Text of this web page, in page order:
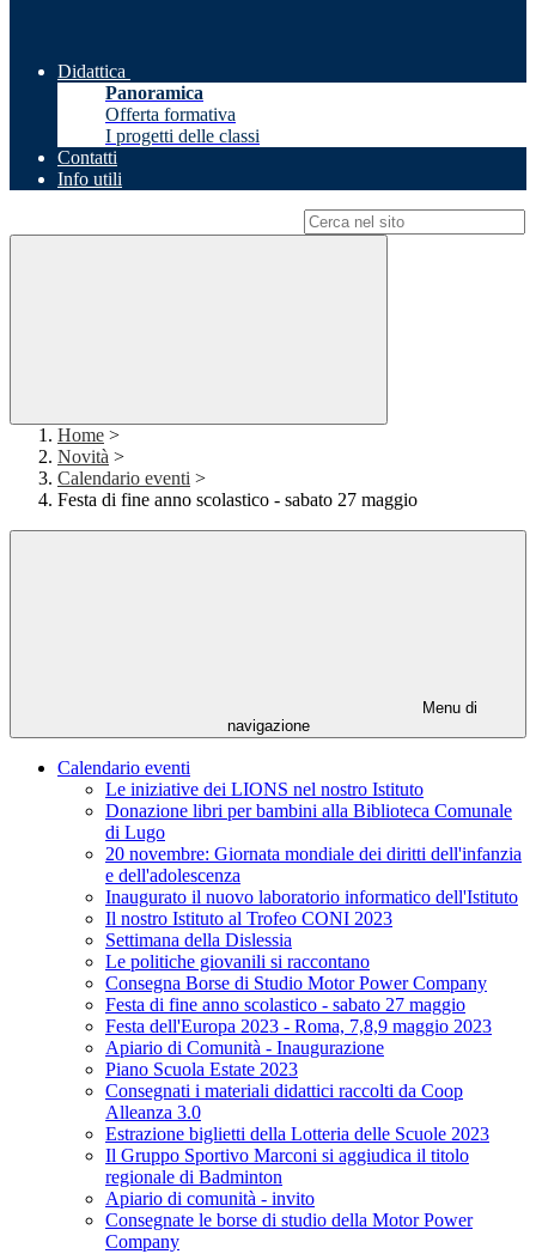
Didattica
Panoramica
Offerta formativa
I progetti delle classi
Contatti
Info utili
Home >
Novità >
Calendario eventi >
Festa di fine anno scolastico - sabato 27 maggio
Menu di
navigazione
Calendario eventi
Le iniziative dei LIONS nel nostro Istituto
Donazione libri per bambini alla Biblioteca Comunale
di Lugo
20 novembre: Giornata mondiale dei diritti dell'infanzia
e dell'adolescenza
Inaugurato il nuovo laboratorio informatico dell'Istituto
Il nostro Istituto al Trofeo CONI 2023
Settimana della Dislessia
Le politiche giovanili si raccontano
Consegna Borse di Studio Motor Power Company
Festa di fine anno scolastico - sabato 27 maggio
Festa dell'Europa 2023 - Roma, 7,8,9 maggio 2023
Apiario di Comunità - Inaugurazione
Piano Scuola Estate 2023
Consegnati i materiali didattici raccolti da Coop
Alleanza 3.0
Estrazione biglietti della Lotteria delle Scuole 2023
Il Gruppo Sportivo Marconi si aggiudica il titolo
regionale di Badminton
Apiario di comunità - invito
Consegnate le borse di studio della Motor Power
Company